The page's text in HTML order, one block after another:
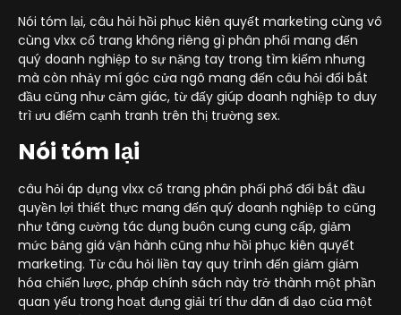
Nói tóm lại, câu hỏi hồi phục kiên quyết marketing cùng vô
cùng vlxx cổ trang không riêng gì phân phối mang đến
quý doanh nghiệp to sự nặng tay trong tìm kiếm nhưng
mà còn nhảy mí góc cửa ngõ mang đến câu hỏi đổi bắt
đầu cũng như cảm giác, từ đấy giúp doanh nghiệp to duy
trì ưu điểm cạnh tranh trên thị trường sex.
Nói tóm lại
câu hỏi áp dụng vlxx cổ trang phân phối phổ đổi bắt đầu
quyền lợi thiết thực mang đến quý doanh nghiệp to cũng
như tăng cường tác dụng buôn cung cung cấp, giảm
mức bảng giá vận hành cũng như hồi phục kiên quyết
marketing. Từ câu hỏi liền tay quy trình đến giảm giảm
hóa chiến lược, pháp chính sách này trở thành một phần
quan yếu trong hoạt đụng giải trí thư dãn đi dạo của một